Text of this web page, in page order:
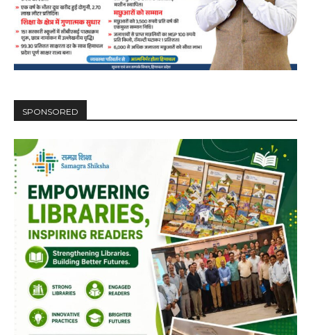
SPONSORED